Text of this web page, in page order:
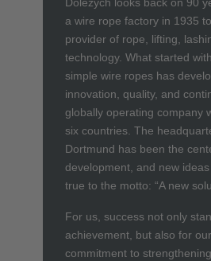
Dolezych looks back on 90
a wire rope factory in 1935
provider of rope, lifting,
technology. What started
simple wire ropes has
innovation, quality, and
globally operating company
six countries. The
Dortmund has been the
development, and new
true to the motto: “A new
For us, success not only
achievement, but also for
commitment to